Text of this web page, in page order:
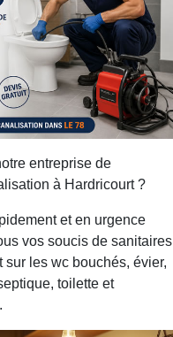
entreprise de
à Hardricourt ?
et en urgence
vos soucis de sanitaires
sur les wc bouchés, évier,
toilette et